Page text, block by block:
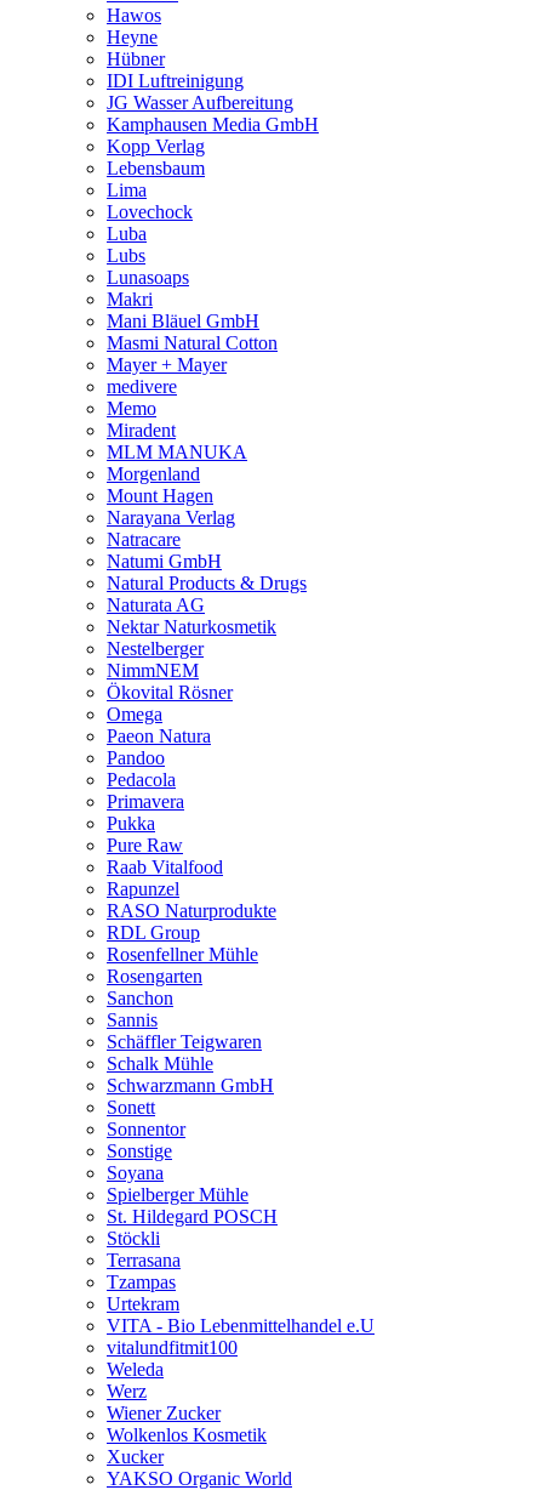
Hawos
Heyne
Hübner
IDI Luftreinigung
JG Wasser Aufbereitung
Kamphausen Media GmbH
Kopp Verlag
Lebensbaum
Lima
Lovechock
Luba
Lubs
Lunasoaps
Makri
Mani Bläuel GmbH
Masmi Natural Cotton
Mayer + Mayer
medivere
Memo
Miradent
MLM MANUKA
Morgenland
Mount Hagen
Narayana Verlag
Natracare
Natumi GmbH
Natural Products & Drugs
Naturata AG
Nektar Naturkosmetik
Nestelberger
NimmNEM
Ökovital Rösner
Omega
Paeon Natura
Pandoo
Pedacola
Primavera
Pukka
Pure Raw
Raab Vitalfood
Rapunzel
RASO Naturprodukte
RDL Group
Rosenfellner Mühle
Rosengarten
Sanchon
Sannis
Schäffler Teigwaren
Schalk Mühle
Schwarzmann GmbH
Sonett
Sonnentor
Sonstige
Soyana
Spielberger Mühle
St. Hildegard POSCH
Stöckli
Terrasana
Tzampas
Urtekram
VITA - Bio Lebenmittelhandel e.U
vitalundfitmit100
Weleda
Werz
Wiener Zucker
Wolkenlos Kosmetik
Xucker
YAKSO Organic World